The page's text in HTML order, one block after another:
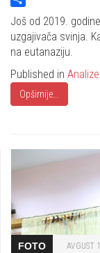
Share
Još od 2019.
uzgajivača svinja.
na eutanaziju.
Published in
Opširnije...
FOTO AVGUST